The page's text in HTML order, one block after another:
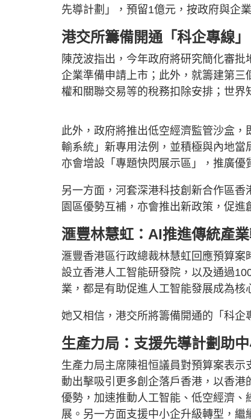
先導計劃」，預留1億元，按政府與企
港交所籌備開通「科企專線」
陳茂波指出，今年政府將研究簡化審
企業準備申請上市；此外，就籌建第
權和關聯交易等的稅務扣除安排；世界
此外，政府將推出低空經濟監管沙盒
輸系統」新專用法例，並積極與內地
亦會增設「專題快閃展示區」，推廣優
另一方面，河套深港科技創新合作區
園區優勢互補，亦會推出新政策，促進
滙豐林慧虹：AI推進傳統產
滙豐香港區行政總裁林慧虹回應預算
設立香港人工智能研發院，以及通過
業，都是有助促進人工智能發展成為核
她又相信，港交所將籌備開通的「科企
生產力局：支援先導計劃助
生產力局主席陳祖恒議員對預算案表
動出擊吸引更多創企落戶香港，以香
優勢，加速推動人工智能、低空經濟
展。另一方面支援中小企升級轉型，